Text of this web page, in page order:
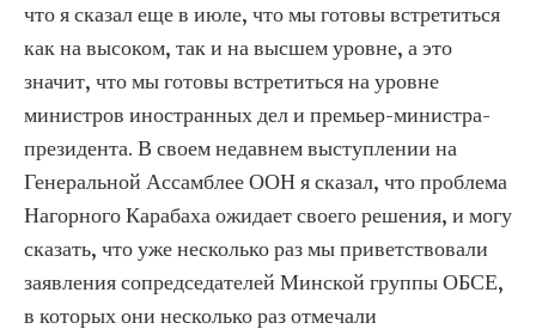
что я сказал еще в июле, что мы готовы встретиться
как на высоком, так и на высшем уровне, а это
значит, что мы готовы встретиться на уровне
министров иностранных дел и премьер-министра-
президента. В своем недавнем выступлении на
Генеральной Ассамблее ООН я сказал, что проблема
Нагорного Карабаха ожидает своего решения, и могу
сказать, что уже несколько раз мы приветствовали
заявления сопредседателей Минской группы ОБСЕ,
в которых они несколько раз отмечали